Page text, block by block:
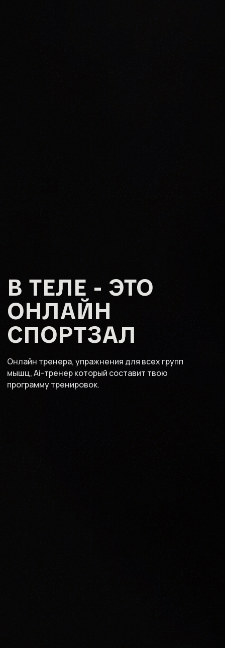
В ТЕЛЕ - ЭТО
ОНЛАЙН
СПОРТЗАЛ
Онлайн тренера, упражнения для всех групп
мышц, Ai-тренер который составит твою
программу тренировок.